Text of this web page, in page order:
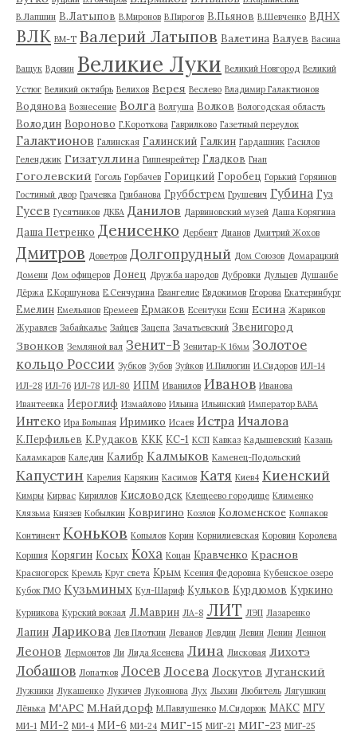
В.Лапшин В.Латыпов В.Миронов В.Пирогов В.Пьянов В.Шевченко ВДНХ
ВЛК ВМ-Т Валерий Латыпов Валетина Валуев Васина
Ващук Вдовин Великие Луки Великий Новгород Великий
Устюг Великий октябрь Велихов Верея Веслево Владимир Галактионов
Водянова Вознесение Волга Волгуша Волков Вологодская область
Володин Вороново Г.Короткова Гаврилково Газетный переулок
Галактионов Галинская Галинский Галкин Гардашник Гасилов
Геленджик Гизатуллина Гиппенрейтер Гладков Гнап
Гоголевский Гоголь Горбачев Горицкий Горобец Горький Горяинов
Гостиный двор Грачевка Грибанова Груббстрем Грушевич Губина Гуз
Гусев Гусятников ДКБА Данилов Дарвиновский музей Даша Корягина
Даша Петренко Денисенко Дербент Дианов Дмитрий Жохов
Дмитров Доветров Долгопрудный Дом Союзов Домарацкий
Домени Дом офицеров Донец Дружба народов Дубровки Дульцев Душанбе
Дёржа Е.Коршунова Е.Сенчурина Евангелие Евдокимов Егорова Екатеринбург
Емелин Емельянов Еремеев Ермаков Есентуки Есин Есина Жариков
Журавлев Забайкалье Зайцев Зацепа Зачатьевский Звенигород
Звонков Земляной вал Зенит-В Зенитар-К 16мм Золотое
кольцо России Зубков Зубов Зуйков И.Пилюгин И.Сидоров ИЛ-14
ИЛ-28 ИЛ-76 ИЛ-78 ИЛ-80 ИПМ Иванилов Иванов Иванова
Ивантеевка Иероглиф Измайлово Ильина Ильинский Император ВАВА
Интеко Ира Большая Иримико Исаев Истра Ичалова
К.Перфильев К.Рудаков ККК КС-1 КСП Кавказ Кадышевский Казань
Каламкаров Каледин Калибр Калмыков Каменец-Подольский
Капустин Карелия Карякин Касимов Катя Киев4 Киенский
Кимры Кирвас Кириллов Кисловодск Клещеево городище Клименко
Клязьма Князев Кобылкин Ковригино Козлов Коломенское Колпаков
Континент Коньков Копылов Корин Корнилиевская Коровин Королева
Коршия Корягин Косых Коха Коцан Кравченко Краснов
Красногорск Кремль Круг света Крым Ксения Федоровна Кубенское озеро
Кубок ГМО Кузьминых Кул-Шариф Кульков Курдюмов Куркино
Курникова Курский вокзал Л.Маврин ЛА-8 ЛИТ ЛЭП Лазаренко
Лапин Ларикова Лев Плоткин Леванов Левдин Левин Ленин Леннон
Леонов Лермонтов Ли Лида Ясенева Лина Лисковая Лихотэ
Лобашов Лопатков Лосев Лосева Лоскутов Луганский
Лужники Лукашенко Лукичев Лукоянова Лух Лыхин Любитель Лягушкин
Лёнька М'АРС М.Найдорф М.Павлушенко М.Сидорюк МАКС МГУ
МИ-1 МИ-2 МИ-4 МИ-6 МИ-24 МИГ-15 МИГ-21 МИГ-23 МИГ-25